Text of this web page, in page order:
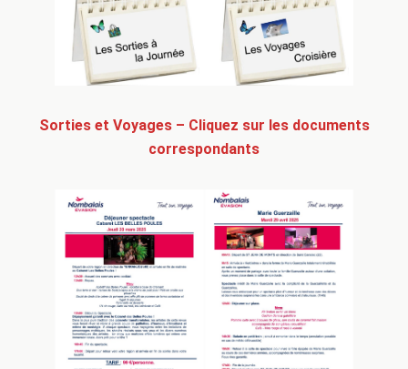
Sorties et Voyages – Cliquez sur les documents
correspondants